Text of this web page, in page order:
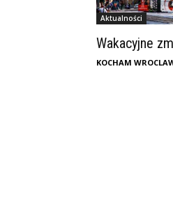
Aktualności
Wakacyjne
KOCHAM